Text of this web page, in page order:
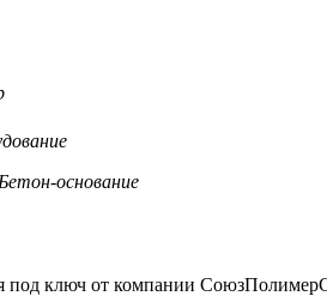
Бетон-основание
ключ от компании